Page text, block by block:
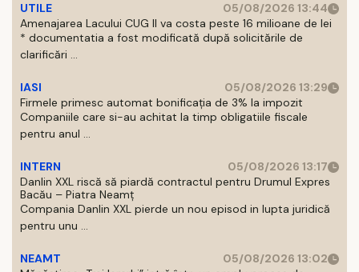
UTILE
05/08/2026 13:44
Amenajarea Lacului CUG II va costa peste 16 milioane de lei
* documentatia a fost modificată după solicitările de
clarificări ...
IASI
05/08/2026 13:29
Firmele primesc automat bonificația de 3% la impozit
Companiile care si-au achitat la timp obligatiile fiscale
pentru anul ...
INTERN
05/08/2026 13:17
Danlin XXL riscă să piardă contractul pentru Drumul Expres
Bacău – Piatra Neamț
Compania Danlin XXL pierde un nou episod in lupta juridică
pentru unu ...
NEAMT
05/08/2026 13:02